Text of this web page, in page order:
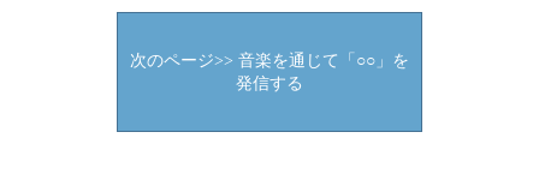
次のページ>> 音楽を通じて「○○」を
発信する